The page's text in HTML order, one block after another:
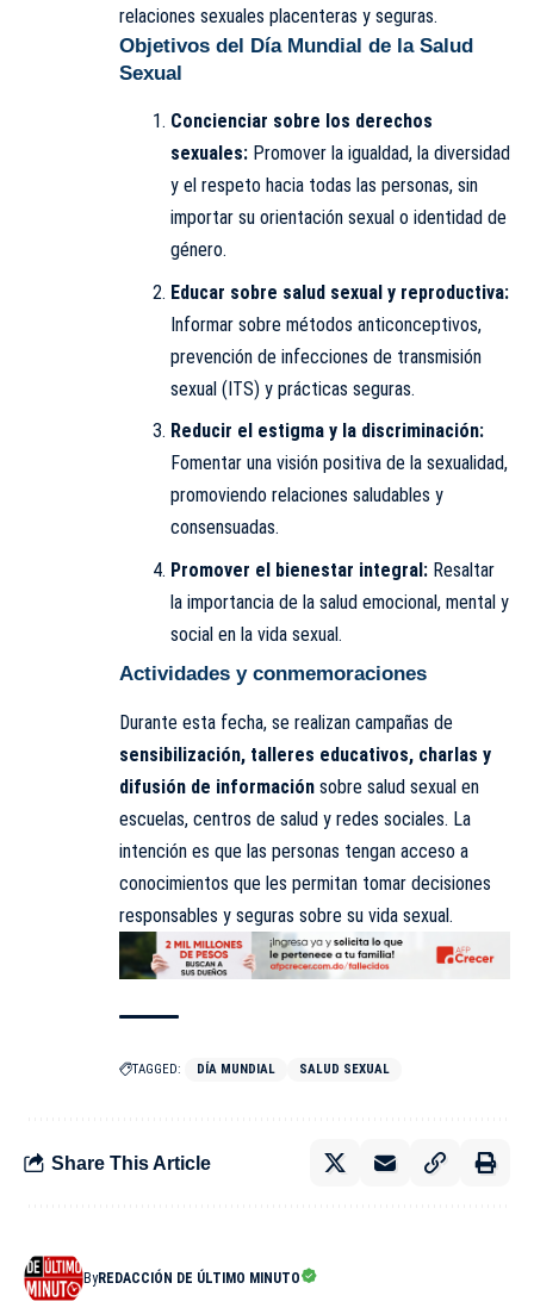
relaciones sexuales placenteras y seguras.
Objetivos del Día Mundial de la Salud
Sexual
Concienciar sobre los derechos
sexuales:Promover la igualdad, la diversidad
y el respeto hacia todas las personas, sin
importar su orientación sexual o identidad de
género.
Educar sobre salud sexual y reproductiva:
Informar sobre métodos anticonceptivos,
prevención de infecciones de transmisión
sexual (ITS) y prácticas seguras.
Reducir el estigma y la discriminación:
Fomentar una visión positiva de la sexualidad,
promoviendo relaciones saludables y
consensuadas.
Promover el bienestar integral:Resaltar
la importancia de la salud emocional, mental y
social en la vida sexual.
Actividades y conmemoraciones
Durante esta fecha, se realizan campañas de
sensibilización, talleres educativos, charlas y
difusión de información sobre salud sexual en
escuelas, centros de salud y redes sociales. La
intención es que las personas tengan acceso a
conocimientos que les permitan tomar decisiones
responsables y seguras sobre su vida sexual.
TAGGED: DÍA MUNDIAL SALUD SEXUAL
Share This Article
ByREDACCIÓN DE ÚLTIMO MINUTO